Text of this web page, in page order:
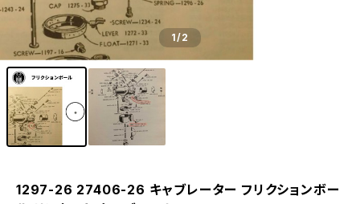
1/2
1297-26 27406-26 キャブレーター フリクションボー